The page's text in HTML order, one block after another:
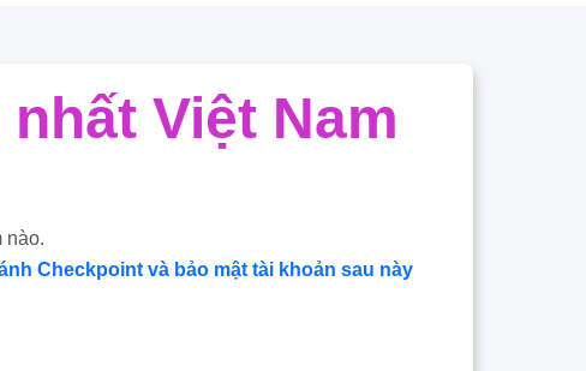
Việt Nam
nào.
Checkpoint và bảo mật tài khoản sau này